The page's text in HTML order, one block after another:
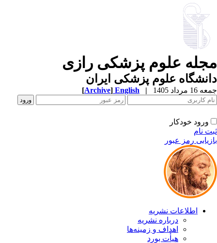
علوم پزشکی رازی
علوم پزشکی ایران
مرداد 1405 |
English
[Archive]
ورود خودکار
نام
رمز عبور
اطلاعات نشریه
درباره نشریه
اهداف و زمینه‌ها
هیأت بورد